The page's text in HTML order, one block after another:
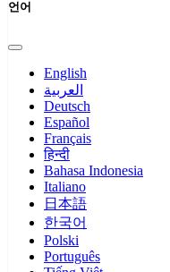
언어
English
العربية
Deutsch
Español
Français
हिन्दी
Bahasa Indonesia
Italiano
日本語
한국어
Polski
Português